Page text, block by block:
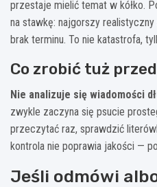
przestaje mielić temat w kółko.
na stawkę: najgorszy realistyczny
brak terminu. To nie katastrofa,
Co zrobić tuż
Nie analizuje się wiadomości
zwykle zaczyna się psucie
przeczytać raz, sprawdzić
kontrola nie poprawia jakości —
Jeśli odmówi